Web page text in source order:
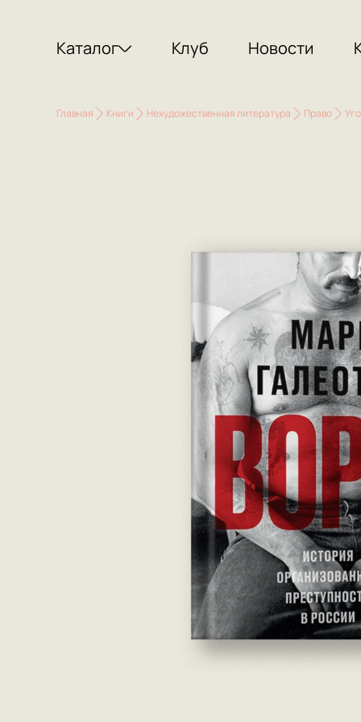
Каталог Клуб Новости
Главная Книги Нехудожественная литература Право